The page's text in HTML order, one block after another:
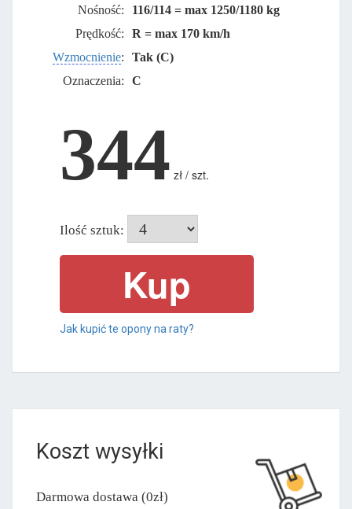
Nośność:
116/114 = max 1250/1180 kg
Prędkość:
R = max 170 km/h
Wzmocnienie:
Tak (C)
Oznaczenia:
C
344 zł / szt.
Ilość sztuk:
Jak kupić te opony na raty?
Koszt wysyłki
Darmowa dostawa (0zł)